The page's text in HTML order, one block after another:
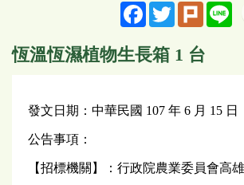
FacebookTwitterPlurk
恆溫恆濕植物生長箱 1 台
發文日期：中華民國 107 年 6 月 15 日
公告事項：
【招標機關】：行政院農業委員會高